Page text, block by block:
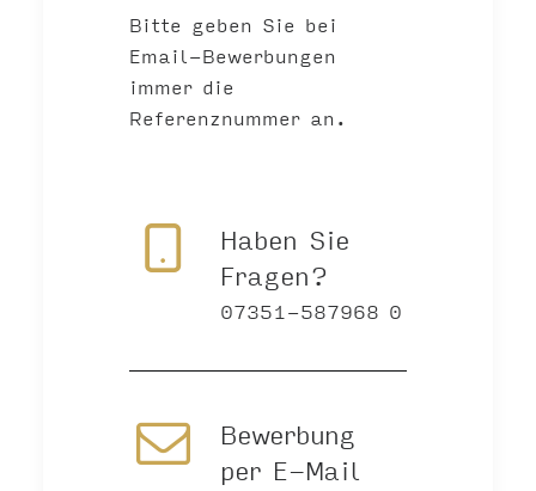
Bitte geben Sie bei
Email-Bewerbungen
immer die
Referenznummer an.
Haben Sie
Fragen?
07351-587968 0
Bewerbung
per E-Mail